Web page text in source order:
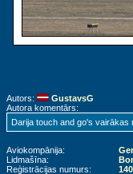
Autors:
GustavsG
Autora komentārs:
Darija touch and go's vairākas
Aviokompānija:
Lidmašīna:
Reģistrācijas numurs: